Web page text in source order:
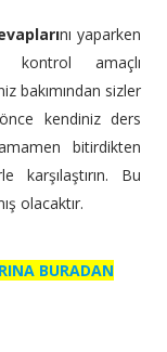
nı yaparken
kontrol amaçlı
bakımından sizler
kendiniz ders
bitirdikten
karşılaştırın. Bu
olacaktır.
BURADAN